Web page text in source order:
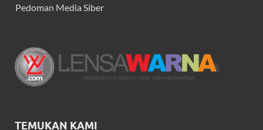
Pedoman Media Siber
TEMUKAN KAMI